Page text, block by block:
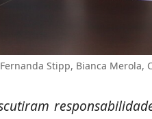
Stipp, Bianca Merola,